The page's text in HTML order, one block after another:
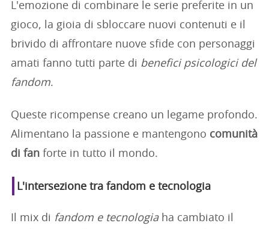
L'emozione di combinare le serie preferite in un
gioco, la gioia di sbloccare nuovi contenuti e il
brivido di affrontare nuove sfide con personaggi
amati fanno tutti parte di benefici psicologici del
fandom.
Queste ricompense creano un legame profondo.
Alimentano la passione e mantengono comunità
di fan forte in tutto il mondo.
L'intersezione tra fandom e tecnologia
Il mix di fandom e tecnologiaha cambiato il